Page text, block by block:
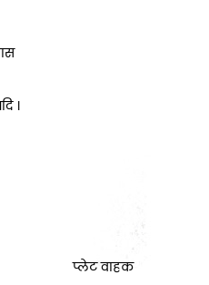
।
प्लेट वाहक